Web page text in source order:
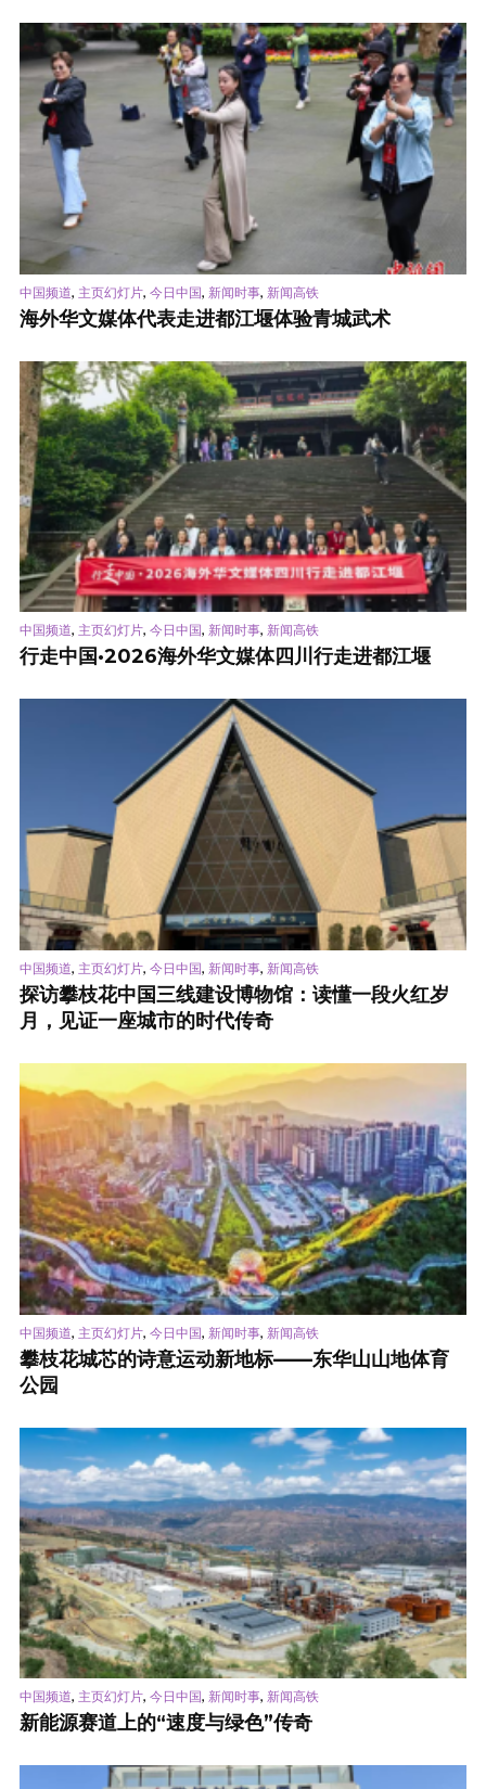
中国频道, 主页幻灯片, 今日中国, 新闻时事, 新闻高铁
海外华文媒体代表走进都江堰体验青城武术
中国频道, 主页幻灯片, 今日中国, 新闻时事, 新闻高铁
行走中国·2026海外华文媒体四川行走进都江堰
中国频道, 主页幻灯片, 今日中国, 新闻时事, 新闻高铁
探访攀枝花中国三线建设博物馆：读懂一段火红岁
月，见证一座城市的时代传奇
中国频道, 主页幻灯片, 今日中国, 新闻时事, 新闻高铁
攀枝花城芯的诗意运动新地标——东华山山地体育
公园
中国频道, 主页幻灯片, 今日中国, 新闻时事, 新闻高铁
新能源赛道上的“速度与绿色”传奇